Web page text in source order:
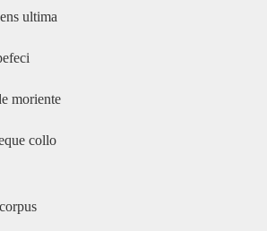
ultima
moriente
collo